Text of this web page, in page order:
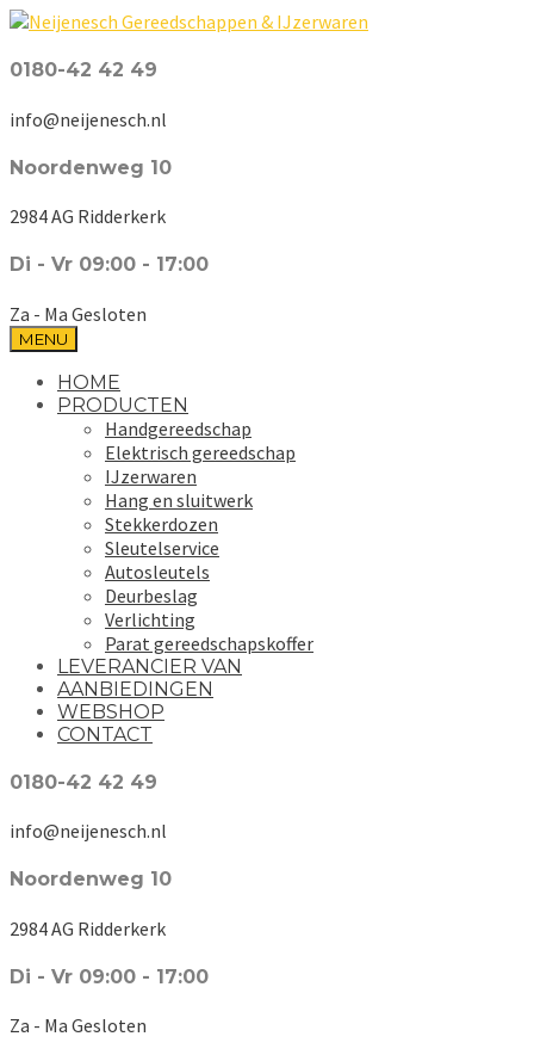
0180-42 42 49
info@neijenesch.nl
Noordenweg 10
2984 AG Ridderkerk
Di - Vr 09:00 - 17:00
Za - Ma Gesloten
MENU
HOME
PRODUCTEN
Handgereedschap
Elektrisch gereedschap
IJzerwaren
Hang en sluitwerk
Stekkerdozen
Sleutelservice
Autosleutels
Deurbeslag
Verlichting
Parat gereedschapskoffer
LEVERANCIER VAN
AANBIEDINGEN
WEBSHOP
CONTACT
0180-42 42 49
info@neijenesch.nl
Noordenweg 10
2984 AG Ridderkerk
Di - Vr 09:00 - 17:00
Za - Ma Gesloten